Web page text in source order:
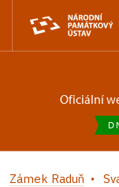
oficiální
Zámek Raduň